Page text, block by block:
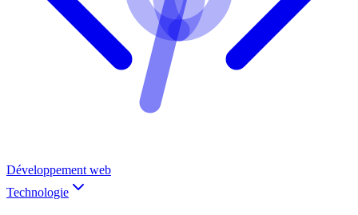
Développement web
Technologie